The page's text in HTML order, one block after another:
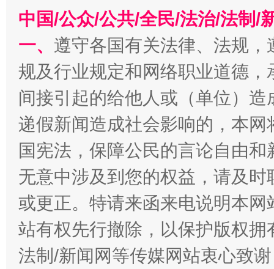
在谋一域中谋全局
今
习近平的博鳌关键词
魏明亮
中国/公众/公共/全民/法治/法制/
一、 遵守各国有关法律、法规
规及行业规定和网络职业道德
间接引起的给他人或（单位）
递假新闻造成社会影响的，本
国宪法，保障公民的言论自由
无意中涉及到您的权益，请及
或更正。特请来函来电说明本
站有权先行撤除，以保护版权
法制/新闻网等传媒网站衷心致